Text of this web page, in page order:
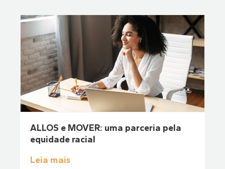
ALLOS e MOVER: uma parceria pela
equidade racial
Leia mais